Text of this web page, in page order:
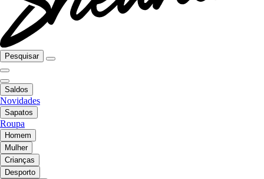
Pesquisar
Saldos
Novidades
Sapatos
Roupa
Homem
Mulher
Crianças
Desporto